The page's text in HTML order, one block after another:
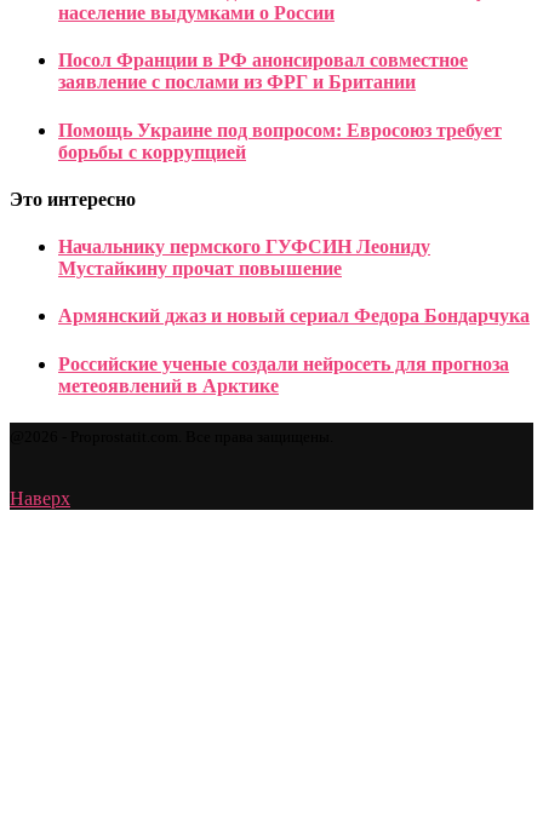
население выдумками о России
Посол Франции в РФ анонсировал совместное
заявление с послами из ФРГ и Британии
Помощь Украине под вопросом: Евросоюз требует
борьбы с коррупцией
Это интересно
Начальнику пермского ГУФСИН Леониду
Мустайкину прочат повышение
Армянский джаз и новый сериал Федора Бондарчука
Российские ученые создали нейросеть для прогноза
метеоявлений в Арктике
Наверх